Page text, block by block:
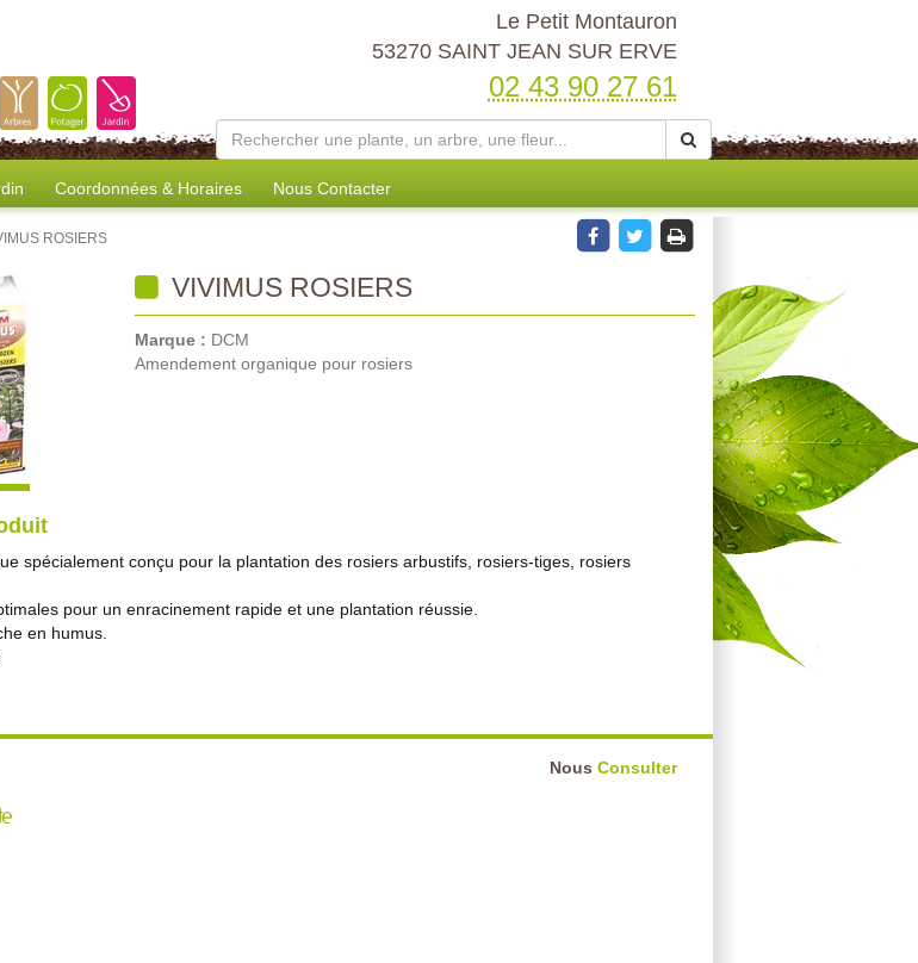
Le Petit Montauron
53270 SAINT JEAN SUR ERVE
02 43 90 27 61
Coordonnées & Horaires Nous Contacter
ROSIERS
VIVIMUS ROSIERS
Marque : DCM
Amendement organique pour rosiers
spécialement conçu pour la plantation des rosiers arbustifs, rosiers-tiges, rosiers
pour un enracinement rapide et une plantation réussie.
en humus.
Nous Consulter